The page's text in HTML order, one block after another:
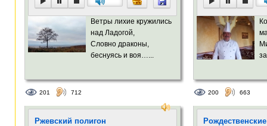
Ветры лихие кружились
над Ладогой,
Словно драконы,
беснуясь и воя…...
201 712 200 663
Ржевский полигон